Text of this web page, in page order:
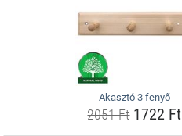
Akasztó 3 fenyő
2051 Ft1722 Ft